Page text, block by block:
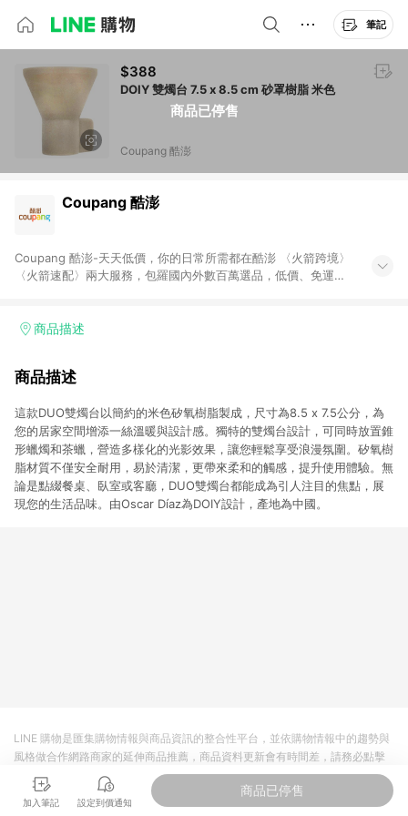
筆記
商品已停售
$388
DOIY 雙燭台 7.5 x 8.5 cm 砂罩樹脂 米色
Coupang 酷澎
Coupang 酷澎
Coupang 酷澎-天天低價，你的日常所需都在酷澎 〈火箭跨境〉
〈火箭速配〉兩大服務，包羅國內外數百萬選品，低價、免運，
加入WOW會員告別湊免運，火箭速配、火箭跨境優質選品不限金
商品描述
商品描述
這款DUO雙燭台以簡約的米色矽氧樹脂製成，尺寸為8.5 x 7.5公分，為
您的居家空間增添一絲溫暖與設計感。獨特的雙燭台設計，可同時放置錐
形蠟燭和茶蠟，營造多樣化的光影效果，讓您輕鬆享受浪漫氛圍。矽氧樹
脂材質不僅安全耐用，易於清潔，更帶來柔和的觸感，提升使用體驗。無
論是點綴餐桌、臥室或客廳，DUO雙燭台都能成為引人注目的焦點，展
現您的生活品味。由Oscar Díaz為DOIY設計，產地為中國。
加入筆記 設定到價通知
商品已停售
LINE 購物是匯集購物情報與商品資訊的整合性平台，並依購物情報中的趨勢與
風格做合作網路商家的延伸商品推薦，商品資料更新會有時間差，請務必點擊
商品至各合作網路商家，確認現售價與購物條件，一切資訊以合作廠商網頁為
準。